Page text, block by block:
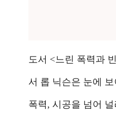
도서 <느린 폭력과
서 롭 닉슨은 눈에
폭력, 시공을 넘어